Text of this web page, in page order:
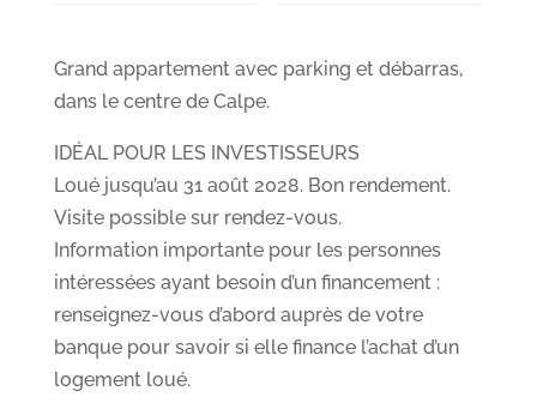
Grand appartement avec parking et débarras,
dans le centre de Calpe.
IDÉAL POUR LES INVESTISSEURS
Loué jusqu’au 31 août 2028. Bon rendement.
Visite possible sur rendez-vous.
Information importante pour les personnes
intéressées ayant besoin d’un financement :
renseignez-vous d’abord auprès de votre
banque pour savoir si elle finance l’achat d’un
logement loué.